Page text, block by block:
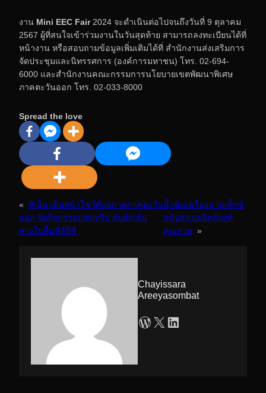
งาน Mini EEC Fair 2024 จะดำเนินต่อไปจนถึงวันที่ 9 ตุลาคม
2567 ผู้ที่สนใจเข้าร่วมงานในวันสุดท้าย สามารถลงทะเบียนได้ที่
หน้างาน หรือสอบถามข้อมูลเพิ่มเติมได้ที่ สำนักงานส่งเสริมการ
จัดประชุมและนิทรรศการ (องค์การมหาชน) โทร. 02-694-
6000 และสำนักงานคณะกรรมการนโยบายเขตพัฒนาพิเศษ
ภาคตะวันออก โทร. 02-033-8000
Spread the love
« ทีเส็บ เดินหน้าโชว์ศักยภาพภาคตะวัน
ออก จัดกิจกรรมแฟมทริป สัมผัสเส้น
ทางในพื้นที่อีอีซี
น้ำมันเครื่องคาลเท็กซ์
สนับสนุนผลิตภัณฑ์
คุณภาพ »
Chayissara
Areeyasombat
WordPress X LinkedIn